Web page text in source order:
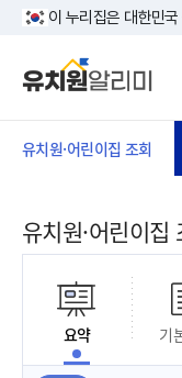
이 누리집은 대한민
유치원·어린이집 조회
유치원·어린이집
요약 기